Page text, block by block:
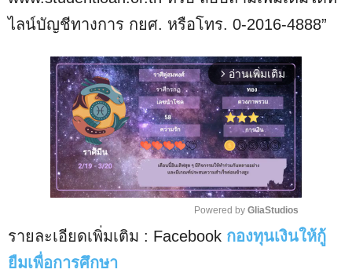
ไลน์บัญชีทางการ กยศ. หรือโทร. 0-2016-4888”
arrow_forward_ios อ่านเพิ่มเติม
M
Powered by GliaStudios
รายละเอียดเพิ่มเติม : Facebook กองทุนเงินให้กู้
ยืมเพื่อการศึกษา